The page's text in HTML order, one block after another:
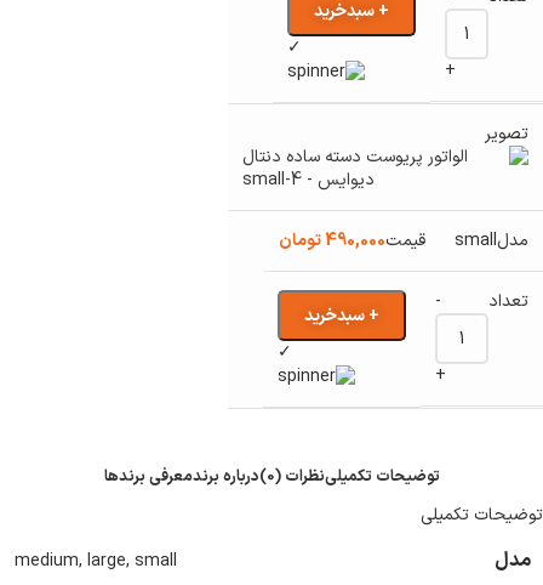
+
+ سبدخرید
✓
small
490,000تومان
-
+
+ سبدخرید
✓
توضیحات تکمیلینظرات (0) درباره برندمعرفی برند‌ها
توضیحات تکمیلی
مدل medium, large, small